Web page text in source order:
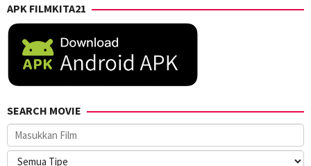
APK FILMKITA21
SEARCH MOVIE